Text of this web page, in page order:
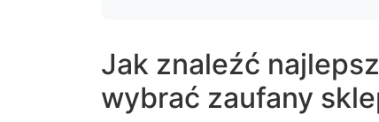
Jak znaleźć
wybrać zaufany